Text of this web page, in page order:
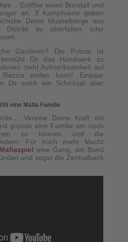
Eröffne einen Boxstall und
an. 3 Kampfwerte geben
Deine Muskelberge aus
Distrikt zu überfallen oder
Gardinen? Die Polizei ist
Dir das Handwerk zu
zieht Aufmerksamkeit auf
enden kann! Einpaar
Dir solch ein Schicksal aber
eine Mafia Familie
Vereine Deine Kraft mit
gründe eine Familie um noch
zu können und die
Für noch mehr Macht
Mafiaspiel eine Gang, ein Bund
und sogar die Zentralbank